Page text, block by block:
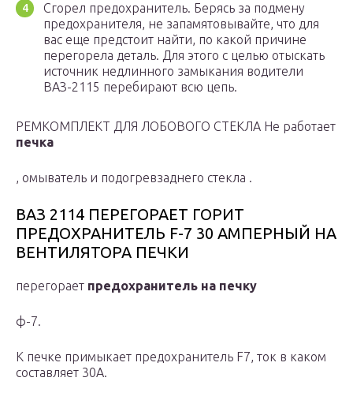
Сгорел предохранитель. Берясь за подмену
предохранителя, не запамятовывайте, что для
вас еще предстоит найти, по какой причине
перегорела деталь. Для этого с целью отыскать
источник недлинного замыкания водители
ВАЗ-2115 перебирают всю цепь.
РЕМКОМПЛЕКТ ДЛЯ ЛОБОВОГО СТЕКЛА Не работает
печка
, омыватель и подогревзаднего стекла .
ВАЗ 2114 ПЕРЕГОРАЕТ ГОРИТ
ПРЕДОХРАНИТЕЛЬ F-7 30 АМПЕРНЫЙ НА
ВЕНТИЛЯТОРА ПЕЧКИ
перегорает предохранитель на печку
ф-7.
К печке примыкает предохранитель F7, ток в каком
составляет 30А.